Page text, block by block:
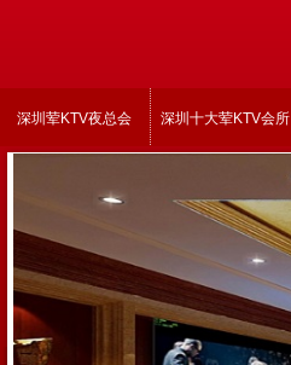
深圳荤KTV夜总会 深圳十大荤KTV会所